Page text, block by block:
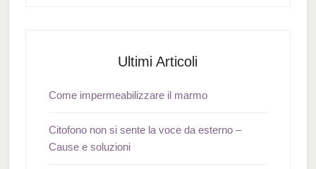
Ultimi Articoli
Come impermeabilizzare il marmo
Citofono non si sente la voce da esterno –
Cause e soluzioni